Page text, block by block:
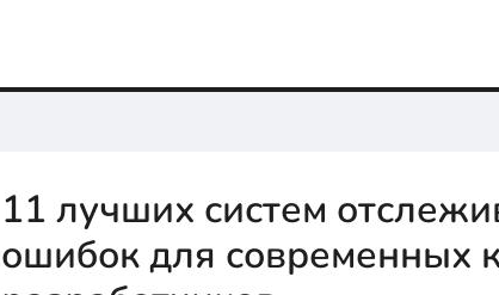
11 лучших систем
ошибок для современных